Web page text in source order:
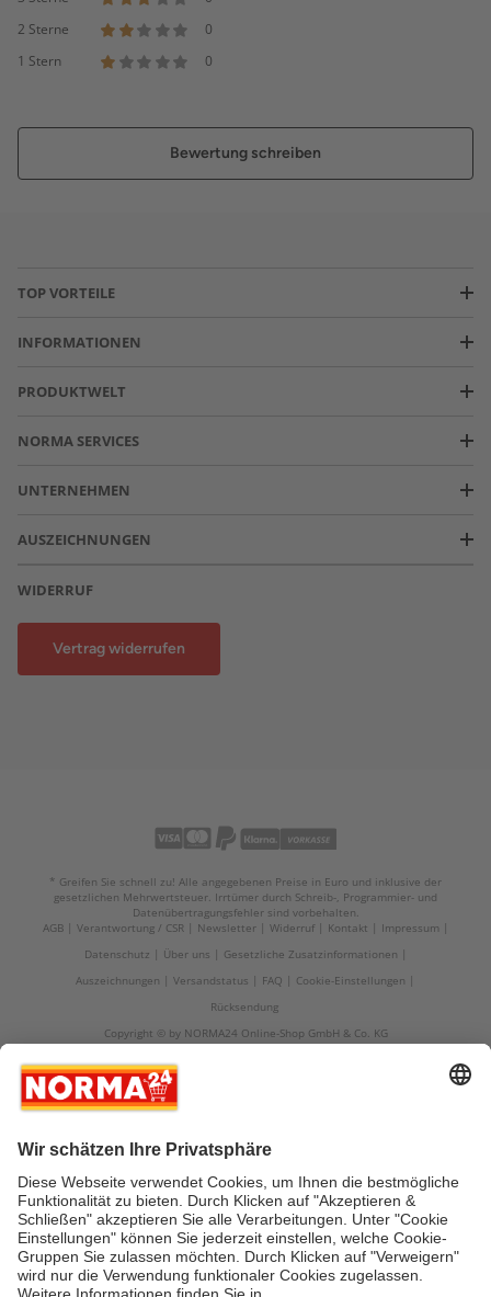
2 Sterne
0
1 Stern
0
Bewertung schreiben
TOP VORTEILE
INFORMATIONEN
PRODUKTWELT
NORMA SERVICES
UNTERNEHMEN
AUSZEICHNUNGEN
WIDERRUF
Vertrag widerrufen
* Greifen Sie schnell zu! Alle angegebenen Preise in Euro und inklusive der
gesetzlichen Mehrwertsteuer. Irrtümer durch Schreib-, Programmier- und
Datenübertragungsfehler sind vorbehalten.
AGB
Verantwortung / CSR Newsletter Widerruf Kontakt
Impressum
Datenschutz
Über uns
Gesetzliche Zusatzinformationen
Auszeichnungen
Versandstatus FAQ
Cookie-Einstellungen
Rücksendung
Copyright © by NORMA24 Online-Shop GmbH & Co. KG